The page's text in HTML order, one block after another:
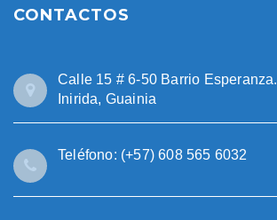
CONTACTOS
Calle 15 # 6-50 Barrio Esperanza.
Inirida, Guainia
Teléfono: (+57) 608 565 6032